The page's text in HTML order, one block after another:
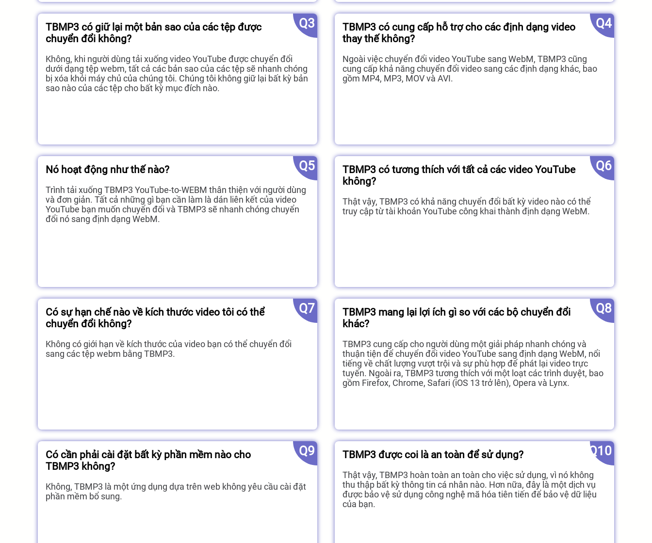
Q3
TBMP3 có giữ lại một bản sao của các tệp được
chuyển đổi không?
Không, khi người dùng tải xuống video YouTube được chuyển đổi
dưới dạng tệp webm, tất cả các bản sao của các tệp sẽ nhanh chóng
bị xóa khỏi máy chủ của chúng tôi. Chúng tôi không giữ lại bất kỳ bản
sao nào của các tệp cho bất kỳ mục đích nào.
Q4
TBMP3 có cung cấp hỗ trợ cho các định dạng video
thay thế không?
Ngoài việc chuyển đổi video YouTube sang WebM, TBMP3 cũng
cung cấp khả năng chuyển đổi video sang các định dạng khác, bao
gồm MP4, MP3, MOV và AVI.
Q5
Nó hoạt động như thế nào?
Trình tải xuống TBMP3 YouTube-to-WEBM thân thiện với người dùng
và đơn giản. Tất cả những gì bạn cần làm là dán liên kết của video
YouTube bạn muốn chuyển đổi và TBMP3 sẽ nhanh chóng chuyển
đổi nó sang định dạng WebM.
Q6
TBMP3 có tương thích với tất cả các video YouTube
không?
Thật vậy, TBMP3 có khả năng chuyển đổi bất kỳ video nào có thể
truy cập từ tài khoản YouTube công khai thành định dạng WebM.
Q7
Có sự hạn chế nào về kích thước video tôi có thể
chuyển đổi không?
Không có giới hạn về kích thước của video bạn có thể chuyển đổi
sang các tệp webm bằng TBMP3.
Q8
TBMP3 mang lại lợi ích gì so với các bộ chuyển đổi
khác?
TBMP3 cung cấp cho người dùng một giải pháp nhanh chóng và
thuận tiện để chuyển đổi video YouTube sang định dạng WebM, nổi
tiếng về chất lượng vượt trội và sự phù hợp để phát lại video trực
tuyến. Ngoài ra, TBMP3 tương thích với một loạt các trình duyệt, bao
gồm Firefox, Chrome, Safari (iOS 13 trở lên), Opera và Lynx.
Q9
Có cần phải cài đặt bất kỳ phần mềm nào cho
TBMP3 không?
Không, TBMP3 là một ứng dụng dựa trên web không yêu cầu cài đặt
phần mềm bổ sung.
Q10
TBMP3 được coi là an toàn để sử dụng?
Thật vậy, TBMP3 hoàn toàn an toàn cho việc sử dụng, vì nó không
thu thập bất kỳ thông tin cá nhân nào. Hơn nữa, đây là một dịch vụ
được bảo vệ sử dụng công nghệ mã hóa tiên tiến để bảo vệ dữ liệu
của bạn.